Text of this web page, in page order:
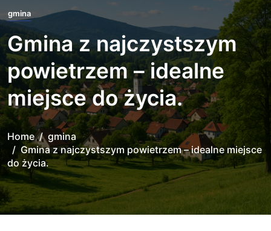
gmina
Gmina z najczystszym
powietrzem – idealne
miejsce do życia.
Home
gmina
Gmina z najczystszym powietrzem – idealne miejsce
do życia.